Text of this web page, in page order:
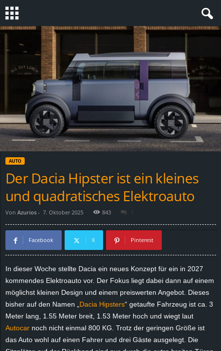
i
AUTO
Der Dacia Hipster ist ein kleines
und quadratisches Elektroauto
Von Azurios - 7. Oktober 2025 843 1
Facebook X Pinterest
In dieser Woche stellte Dacia ein neues Konzept für ein in 2027
kommendes Elektroauto vor. Der Fokus liegt dabei dann auf einem
möglichst kleinen Design und einem preiswerten Angebot. Dieses
bisher auf den Namen „Dacia Hipsters“ getaufte Fahrzeug ist ca. 3
Meter lang, 1.55 Meter breit, 1.53 Meter hoch und wiegt laut
Autocar noch nicht einmal 800 KG. Trotz der geringen Größe ist
das Auto wohl auf einen Fahrer und drei Gäste ausgelegt. Die